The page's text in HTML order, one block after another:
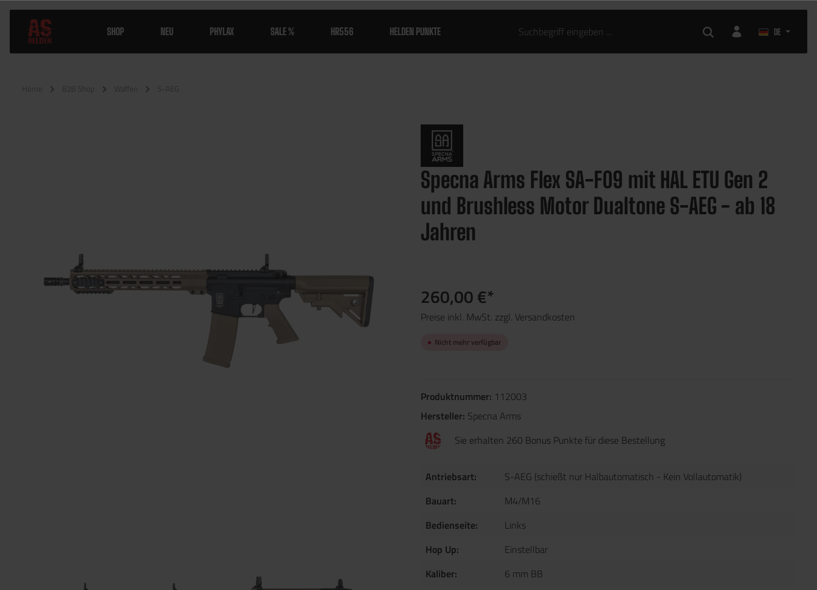
SHOP NEU PHYLAX SALE % HR556 HELDEN PUNKTE DE
Home B2B Shop Waffen S-AEG
Specna Arms Flex SA-F09 mit HAL ETU Gen 2
und Brushless Motor Dualtone S-AEG - ab 18
Jahren
260,00 €*
Preise inkl. MwSt. zzgl. Versandkosten
Nicht mehr verfügbar
Produktnummer: 112003
Hersteller: Specna Arms
Sie erhalten 260 Bonus Punkte für diese Bestellung
Antriebsart:
S-AEG (schießt nur Halbautomatisch - Kein Vollautomatik)
Bauart:
M4/M16
Bedienseite:
Links
Hop Up:
Einstellbar
Kaliber:
6 mm BB